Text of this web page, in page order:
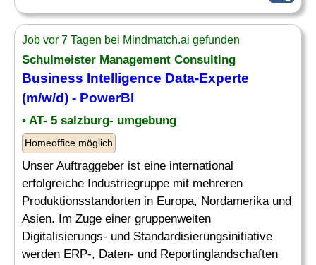
Job vor 7 Tagen bei Mindmatch.ai gefunden
Schulmeister Management Consulting
Business Intelligence Data-Experte
(m/w/d) - PowerBI
• AT- 5 salzburg- umgebung
Homeoffice möglich
Unser Auftraggeber ist eine international
erfolgreiche Industriegruppe mit mehreren
Produktionsstandorten in Europa, Nordamerika und
Asien. Im Zuge einer gruppenweiten
Digitalisierungs- und Standardisierungsinitiative
werden ERP-, Daten- und Reportinglandschaften